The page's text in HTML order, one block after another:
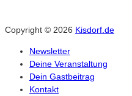
Copyright © 2026 Kisdorf.de
Newsletter
Deine Veranstaltung
Dein Gastbeitrag
Kontakt